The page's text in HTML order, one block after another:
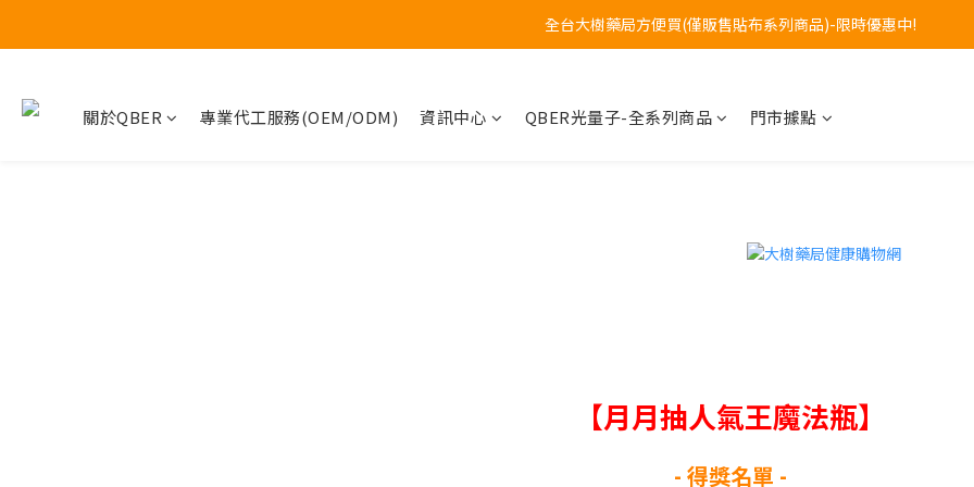
訂購專線 0800-272-273 (服務時間:週一至週五08~17)
全台大樹藥局方便買(僅販售貼布系列商品)-限時優惠中!
關於QBER 專業代工服務(OEM/ODM) 資訊中心 QBER光量子-全系列商品 門市據點
【月月抽人氣王魔法瓶】
- 得獎名單 -